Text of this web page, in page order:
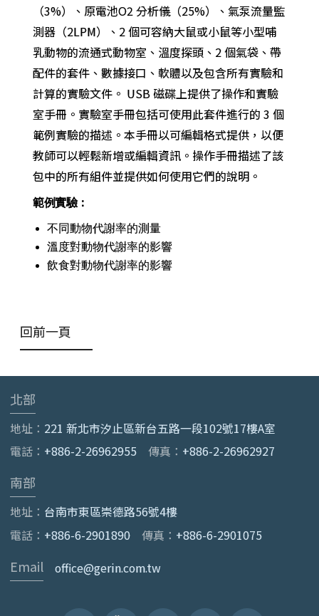
（3%）、原電池O2 分析儀（25%）、氣泵流量監
測器（2LPM）、2 個可容納大鼠或小鼠等小型哺
乳動物的流通式動物室、溫度探頭、2 個氣袋、帶
配件的套件、數據接口、軟體以及包含所有實驗和
計算的實驗文件。 USB 磁碟上提供了操作和實驗
室手冊。實驗室手冊包括可使用此套件進行的 3 個
範例實驗的描述。本手冊以可編輯格式提供，以便
教師可以輕鬆新增或編輯資訊。操作手冊描述了該
包中的所有組件並提供如何使用它們的說明。
範例實驗：
不同動物代謝率的測量
溫度對動物代謝率的影響
飲食對動物代謝率的影響
回前一頁
北部
地址： 221 新北市汐止區新台五路一段102號17樓A室
電話： +886-2-26962955 傳真： +886-2-26962927
南部
地址： 台南市東區崇德路56號4樓
電話： +886-6-2901890 傳真： +886-6-2901075
Email office@gerin.com.tw